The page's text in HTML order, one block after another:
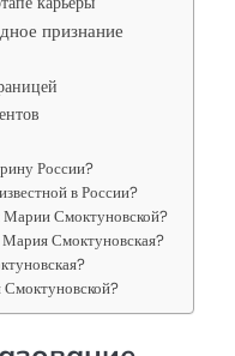
признание
России?
в России?
Марии Смоктуновской?
Смоктуновская?